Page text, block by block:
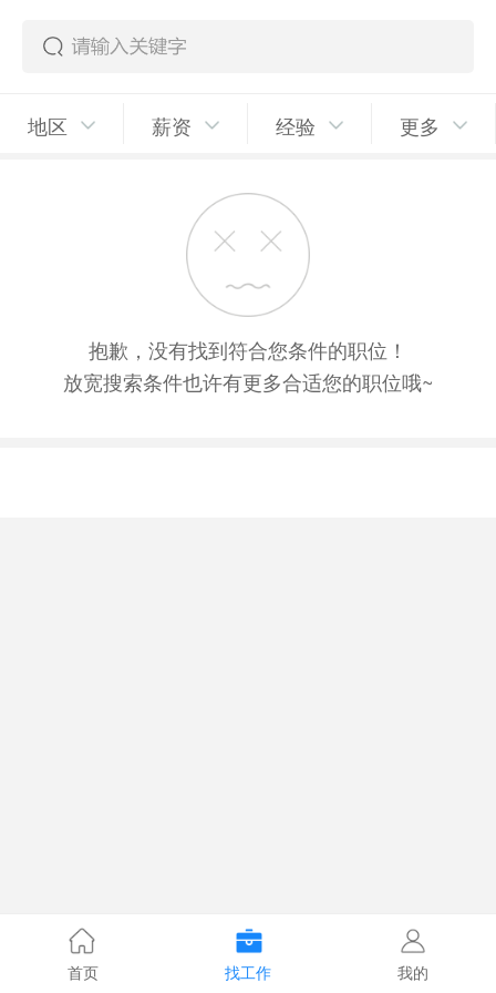
地区 薪资 经验 更多
抱歉，没有找到符合您条件的职位！
放宽搜索条件也许有更多合适您的职位哦~
首页 找工作 我的